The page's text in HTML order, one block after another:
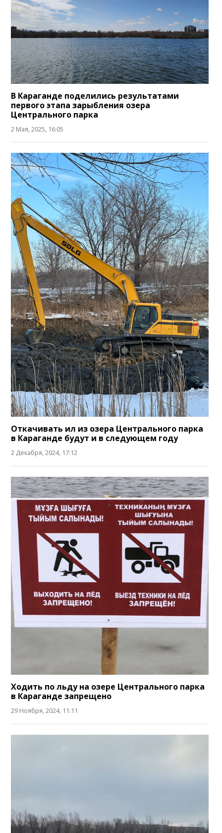
В Караганде поделились результатами
первого этапа зарыбления озера
Центрального парка
2 Мая, 2025, 16:05
Откачивать ил из озера Центрального парка
в Караганде будут и в следующем году
2 Декабря, 2024, 17:12
Ходить по льду на озере Центрального парка
в Караганде запрещено
29 Ноября, 2024, 11:11